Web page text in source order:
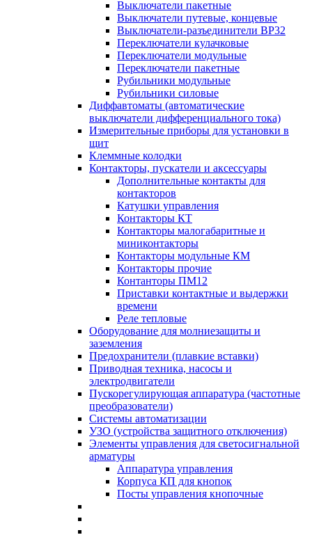
Выключатели пакетные
Выключатели путевые, концевые
Выключатели-разъединители ВР32
Переключатели кулачковые
Переключатели модульные
Переключатели пакетные
Рубильники модульные
Рубильники силовые
Диффавтоматы (автоматические
выключатели дифференциального тока)
Измерительные приборы для установки в
щит
Клеммные колодки
Контакторы, пускатели и аксессуары
Дополнительные контакты для
контакторов
Катушки управления
Контакторы КТ
Контакторы малогабаритные и
миниконтакторы
Контакторы модульные КМ
Контакторы прочие
Контанторы ПМ12
Приставки контактные и выдержки
времени
Реле тепловые
Оборудование для молниезащиты и
заземления
Предохранители (плавкие вставки)
Приводная техника, насосы и
электродвигатели
Пускорегулирующая аппаратура (частотные
преобразователи)
Системы автоматизации
УЗО (устройства защитного отключения)
Элементы управления для светосигнальной
арматуры
Аппаратура управления
Корпуса КП для кнопок
Посты управления кнопочные